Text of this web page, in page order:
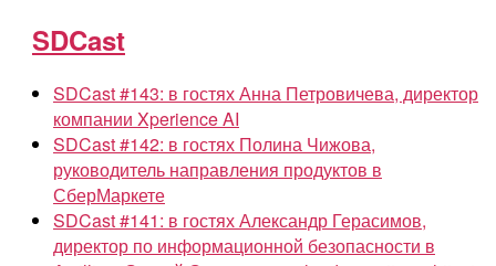
SDCast
SDCast #143: в гостях Анна Петровичева, директор
компании Xperience AI
SDCast #142: в гостях Полина Чижова,
руководитель направления продуктов в
СберМаркете
SDCast #141: в гостях Александр Герасимов,
директор по информационной безопасности в